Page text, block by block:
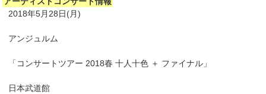
2018年5月28日(月)
アンジュルム
「コンサートツアー 2018春 十人十色 ＋ ファイナル」
日本武道館